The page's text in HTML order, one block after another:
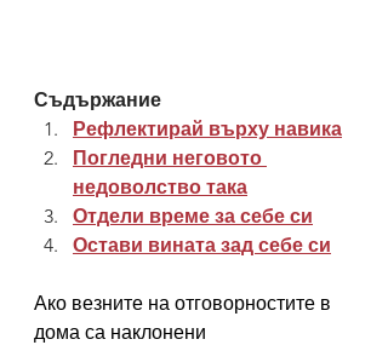
Съдържание
Рефлектирай върху навика
Погледни неговото
недоволство така
Отдели време за себе си
Остави вината зад себе си
Ако везните на отговорностите в
дома са наклонени